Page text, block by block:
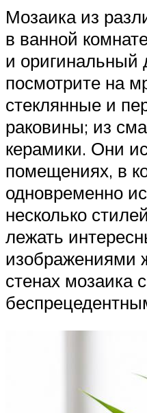
Мозаика из
в ванной
и оригинальный
посмотрите на
стеклянные и
раковины; из
керамики. Они
помещениях, в
одновременно
несколько
лежать
изображениями
стенах мозаика с